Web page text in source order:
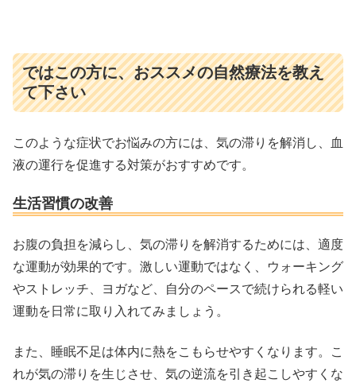
ではこの方に、おススメの自然療法を教え
て下さい
このような症状でお悩みの方には、気の滞りを解消し、血
液の運行を促進する対策がおすすめです。
生活習慣の改善
お腹の負担を減らし、気の滞りを解消するためには、適度
な運動が効果的です。激しい運動ではなく、ウォーキング
やストレッチ、ヨガなど、自分のペースで続けられる軽い
運動を日常に取り入れてみましょう。
また、睡眠不足は体内に熱をこもらせやすくなります。こ
れが気の滞りを生じさせ、気の逆流を引き起こしやすくな